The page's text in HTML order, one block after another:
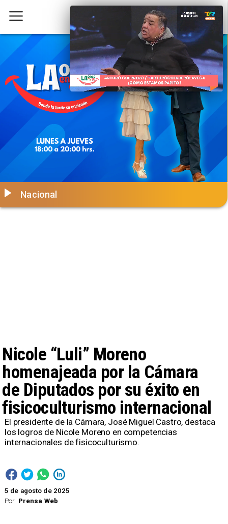
Por Prensa Web
Nicole “Luli” Moreno
homenajeada por la Cámara
de Diputados por su éxito en
fisicoculturismo internacional
Nacional
5 de agosto de 2025
El presidente de la Cámara, José Miguel Castro, destaca
los logros de Nicole Moreno en competencias
internacionales de fisicoculturismo.